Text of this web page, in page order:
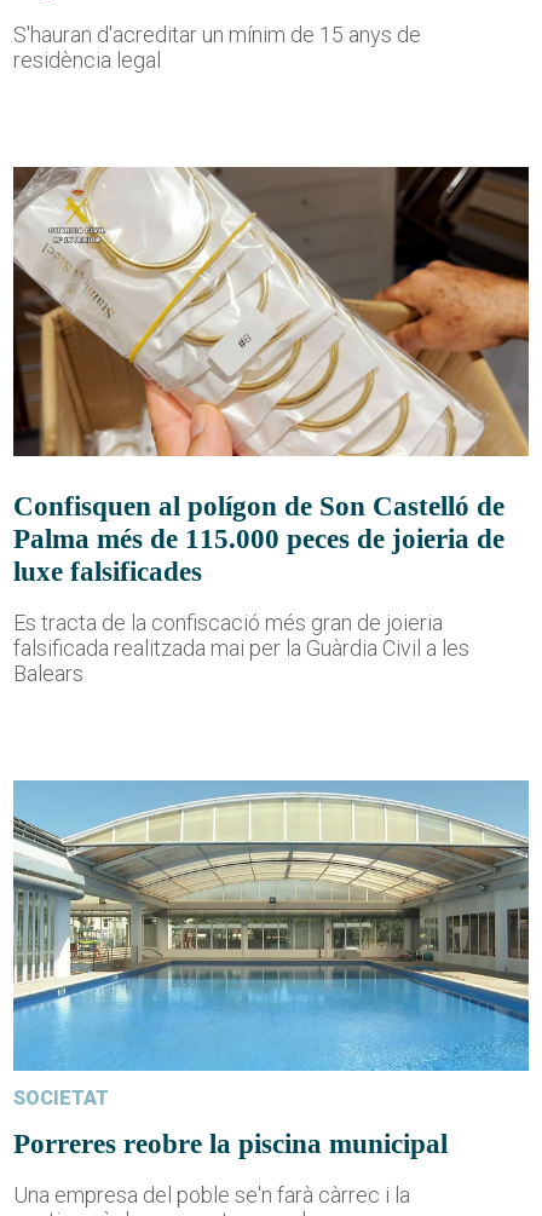
S'hauran d'acreditar un mínim de 15 anys de
residència legal
Confisquen al polígon de Son Castelló de
Palma més de 115.000 peces de joieria de
luxe falsificades
Es tracta de la confiscació més gran de joieria
falsificada realitzada mai per la Guàrdia Civil a les
Balears
SOCIETAT
Porreres reobre la piscina municipal
Una empresa del poble se'n farà càrrec i la